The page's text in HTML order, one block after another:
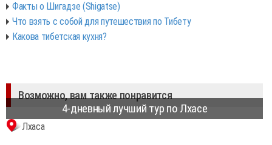
Факты о Шигадзе (Shigatse)
Что взять с собой для путешествия по Тибету
Какова тибетская кухня?
Возможно, вам также понравится
4-дневный лучший тур по Лхасе
Лхаса